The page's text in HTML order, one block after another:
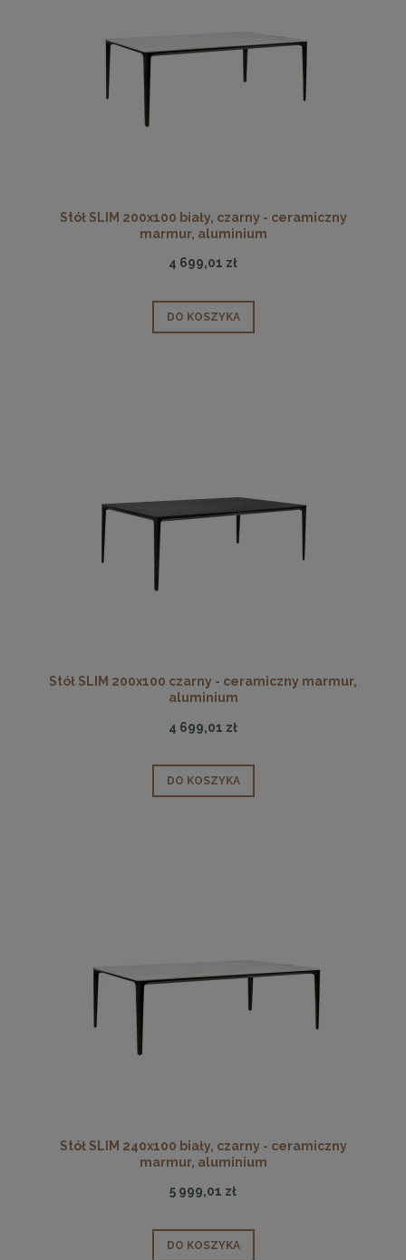
Stół SLIM 200x100 biały, czarny - ceramiczny
marmur, aluminium
4 699,01 zł
DO KOSZYKA
Stół SLIM 200x100 czarny - ceramiczny marmur,
aluminium
4 699,01 zł
DO KOSZYKA
Stół SLIM 240x100 biały, czarny - ceramiczny
marmur, aluminium
5 999,01 zł
DO KOSZYKA